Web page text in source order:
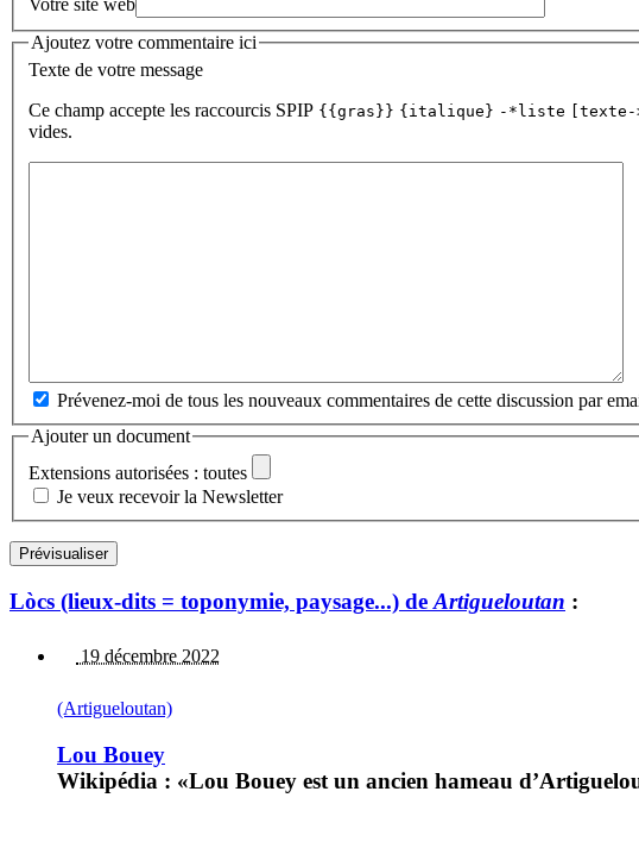
Ajoutez votre commentaire ici
Texte de votre message
Ce champ accepte les raccourcis SPIP {{gras}} {italique} -*liste [texte-
vides.
Prévenez-moi de tous les nouveaux commentaires de cette discussion par
Ajouter un document
Extensions autorisées : toutes
Je veux recevoir la Newsletter
Lòcs (lieux-dits = toponymie, paysage...) de Artigueloutan :
19 décembre 2022
(Artigueloutan)
Lou Bouey
Wikipédia : «Lou Bouey est un ancien hameau